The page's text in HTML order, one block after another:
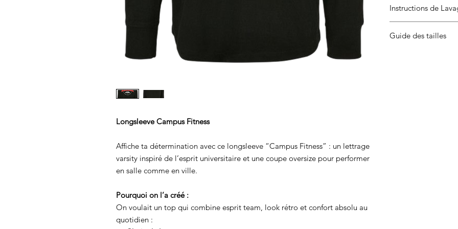
Longsleeve Campus Fitness
Affiche ta détermination avec ce long­sleeve “Campus Fitness” : un lettrage
varsity inspiré de l’esprit universitaire et une coupe oversize pour performer
en salle comme en ville.
Pourquoi on l’a créé :
On voulait un top qui combine esprit team, look rétro et confort absolu au
quotidien :
Grammage : 220 g/
Instructions de
150° max. Ne pas
Guide des tailles